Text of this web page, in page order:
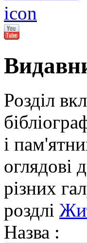
Розділ
і
оглядові
різних
роздлі
Назва :